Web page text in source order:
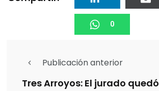
0
Publicación anterior
Tres Arroyos: El jurado quedó